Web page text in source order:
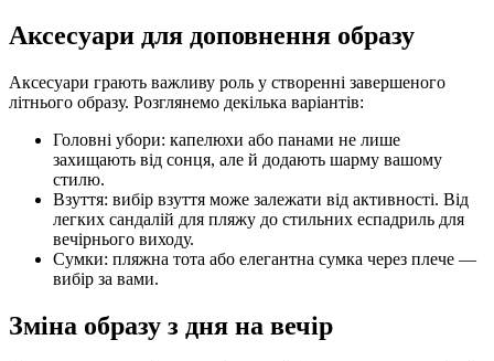
Аксесуари для доповнення образу
Аксесуари грають важливу роль у створенні завершеного
літнього образу. Розглянемо декілька варіантів:
Головні убори: капелюхи або панами не лише
захищають від сонця, але й додають шарму вашому
стилю.
Взуття: вибір взуття може залежати від активності. Від
легких сандалій для пляжу до стильних еспадриль для
вечірнього виходу.
Сумки: пляжна тота або елегантна сумка через плече —
вибір за вами.
Зміна образу з дня на вечір